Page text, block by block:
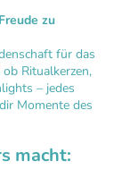
zu
für das
Ritualkerzen,
– jedes
Momente des
macht: